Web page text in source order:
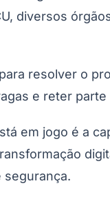
diversos
resolver o
e reter
em jogo é a
segurança.